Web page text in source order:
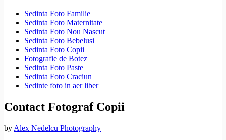
Sedinta Foto Familie
Sedinta Foto Maternitate
Sedinta Foto Nou Nascut
Sedinta Foto Bebelusi
Sedinta Foto Copii
Fotografie de Botez
Sedinta Foto Paste
Sedinta Foto Craciun
Sedinte foto in aer liber
Contact Fotograf Copii
by Alex Nedelcu Photography